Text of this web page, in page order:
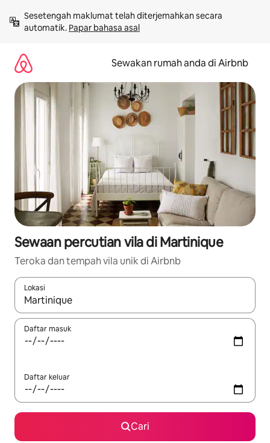
kandungan
Sesetengah maklumat telah diterjemahkan secara
automatik. Papar bahasa asal
Sewakan rumah anda di Airbnb
Sewaan percutian vila di Martinique
Teroka dan tempah vila unik di Airbnb
Lokasi
Apabila hasil tersedia, navigasi dengan kekunci anak panah
Daftar masuk
Daftar keluar
Cari